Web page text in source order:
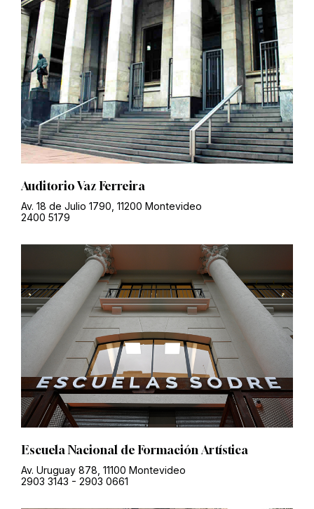
Auditorio Vaz Ferreira
Av. 18 de Julio 1790, 11200 Montevideo
2400 5179
Escuela Nacional de Formación Artística
Av. Uruguay 878, 11100 Montevideo
2903 3143 - 2903 0661